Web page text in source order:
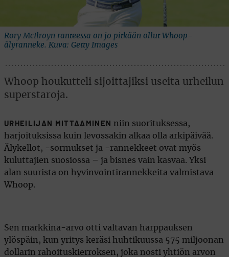
Rory McIlroyn ranteessa on jo pitkään ollut Whoop-
älyranneke. Kuva: Getty Images
Whoop houkutteli sijoittajiksi useita urheilun
superstaroja.
URHEILIJAN MITTAAMINEN niin suorituksessa,
harjoituksissa kuin levossakin alkaa olla arkipäivää.
Älykellot, -sormukset ja -rannekkeet ovat myös
kuluttajien suosiossa – ja bisnes vain kasvaa. Yksi
alan suurista on hyvinvointirannekkeita valmistava
Whoop.
Sen markkina-arvo otti valtavan harppauksen
ylöspäin, kun yritys keräsi huhtikuussa 575 miljoonan
dollarin rahoituskierroksen, joka nosti yhtiön arvon